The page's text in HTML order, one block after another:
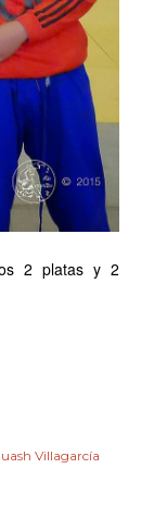
2 platas y 2
Villagarcía